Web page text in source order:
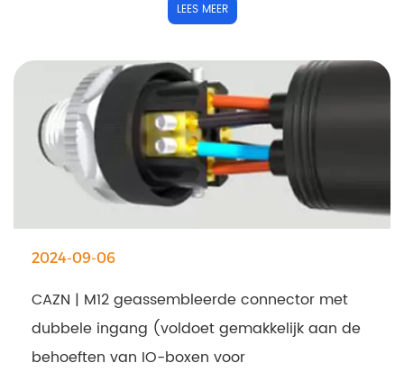
LEES MEER
2024-09-06
CAZN | M12 geassembleerde connector met
dubbele ingang (voldoet gemakkelijk aan de
behoeften van IO-boxen voor